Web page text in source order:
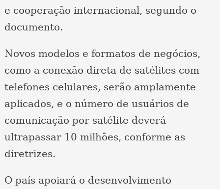
e cooperação internacional, segundo o
documento.
Novos modelos e formatos de negócios,
como a conexão direta de satélites com
telefones celulares, serão amplamente
aplicados, e o número de usuários de
comunicação por satélite deverá
ultrapassar 10 milhões, conforme as
diretrizes.
O país apoiará o desenvolvimento